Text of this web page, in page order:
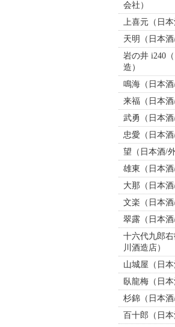
会社）
上喜元（日本
天明（日本酒
岩の井 i240
造）
鳴海（日本酒
来福（日本酒
武勇（日本酒/
忠愛（日本酒
望（日本酒/
雄東（日本酒
大那（日本酒
文楽（日本酒
翠露（日本酒
十六代九郎
川酒造店）
山城屋（日本
臥龍梅（日本
杉錦（日本酒
百十郎（日本